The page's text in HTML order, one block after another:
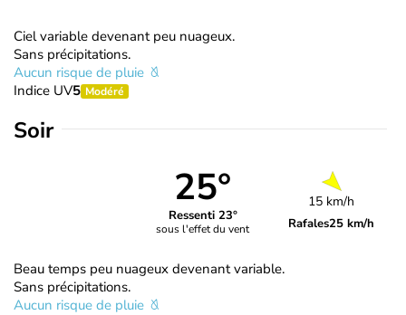
Ciel variable devenant peu nuageux.
Sans précipitations.
Aucun risque de pluie
Indice UV5 Modéré
Soir
25°
Ressenti 23°
sous l'effet du vent
15 km/h
Rafales25 km/h
Beau temps peu nuageux devenant variable.
Sans précipitations.
Aucun risque de pluie